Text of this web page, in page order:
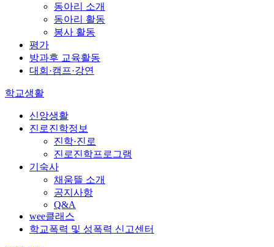
동아리 소개
동아리 활동
봉사 활동
평가
방과후 교육활동
대회·캠프·강연
학교생활
신앙생활
진로진학정보
진학·진로
진로진학프로그램
기숙사
채움뜰 소개
공지사항
Q&A
wee클래스
학교폭력 및 성폭력 신고센터